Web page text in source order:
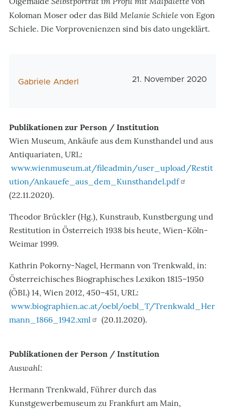
Koloman Moser oder das Bild Melanie Schiele von Egon
Schiele. Die Vorprovenienzen sind bis dato ungeklärt.
AutorIn
Gabriele Anderl 21. November 2020
Publikationen zur Person / Institution
Wien Museum, Ankäufe aus dem Kunsthandel und aus
Antiquariaten, URL:
www.wienmuseum.at/fileadmin/user_upload/Restit
ution/Ankauefe_aus_dem_Kunsthandel.pdf
(22.11.2020).
Theodor Brückler (Hg.), Kunstraub, Kunstbergung und
Restitution in Österreich 1938 bis heute, Wien-Köln-
Weimar 1999.
Kathrin Pokorny-Nagel, Hermann von Trenkwald, in:
Österreichisches Biographisches Lexikon 1815–1950
(ÖBL) 14, Wien 2012, 450–451, URL:
www.biographien.ac.at/oebl/oebl_T/Trenkwald_Her
mann_1866_1942.xml
(20.11.2020).
Publikationen der Person / Institution
Auswahl:
Hermann Trenkwald, Führer durch das
Kunstgewerbemuseum zu Frankfurt am Main,